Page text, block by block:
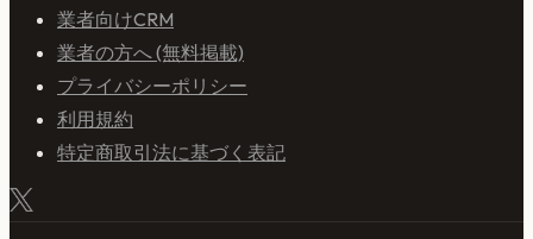
業者向けCRM
業者の方へ (無料掲載)
プライバシーポリシー
利用規約
特定商取引法に基づく表記